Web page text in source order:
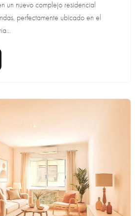
un nuevo complejo residencial
perfectamente ubicado en el